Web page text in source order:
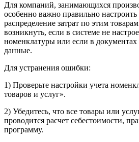
Для компаний, занимающихся
особенно важно правильно
распределение затрат по этим
возникнуть, если в системе не
номенклатуры или если в
данные.
Для устранения ошибки:
1) Проверьте настройки учета
товаров и услуг».
2) Убедитесь, что все товары или
проводится расчет себестоимости,
программу.